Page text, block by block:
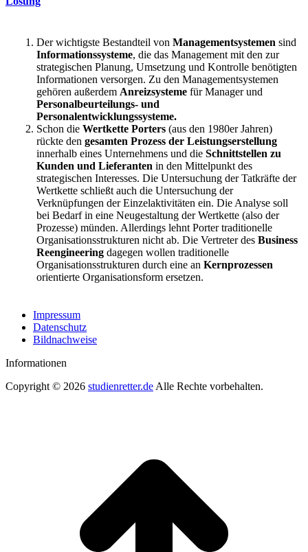
Der wichtigste Bestandteil von Managementsystemen sind
Informationssysteme, die das Management mit den zur
strategischen Planung, Umsetzung und Kontrolle benötigten
Informationen versorgen. Zu den Managementsystemen
gehören außerdem Anreizsysteme für Manager und
Personalbeurteilungs- und
Personalentwicklungssysteme.
Schon die Wertkette Porters (aus den 1980er Jahren)
rückte den gesamten Prozess der Leistungserstellung
innerhalb eines Unternehmens und die Schnittstellen zu
Kunden und Lieferanten in den Mittelpunkt des
strategischen Interesses. Die Untersuchung der Tatkräfte der
Wertkette schließt auch die Untersuchung der
Verknüpfungen der Einzelaktivitäten ein. Die Analyse soll
bei Bedarf in eine Neugestaltung der Wertkette (also der
Prozesse) münden. Allerdings lehnt Porter traditionelle
Organisationsstrukturen nicht ab. Die Vertreter des Business
Reengineering dagegen wollen traditionelle
Organisationsstrukturen durch eine an Kernprozessen
orientierte Organisationsform ersetzen.
Impressum
Datenschutz
Bildnachweise
Informationen
Copyright © 2026 studienretter.de Alle Rechte vorbehalten.